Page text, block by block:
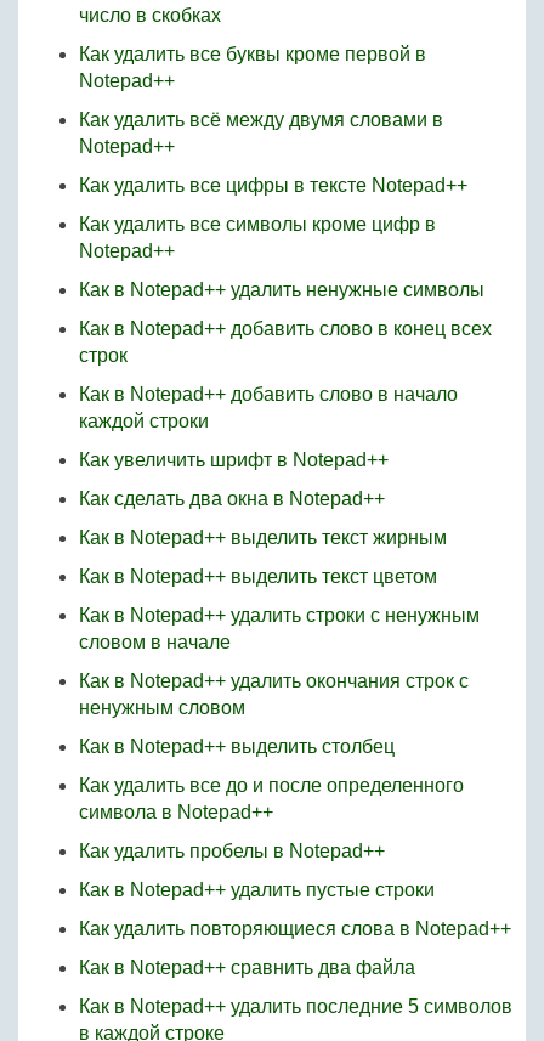
число в скобках
Как удалить все буквы кроме первой в
Notepad++
Как удалить всё между двумя словами в
Notepad++
Как удалить все цифры в тексте Notepad++
Как удалить все символы кроме цифр в
Notepad++
Как в Notepad++ удалить ненужные символы
Как в Notepad++ добавить слово в конец всех
строк
Как в Notepad++ добавить слово в начало
каждой строки
Как увеличить шрифт в Notepad++
Как сделать два окна в Notepad++
Как в Notepad++ выделить текст жирным
Как в Notepad++ выделить текст цветом
Как в Notepad++ удалить строки с ненужным
словом в начале
Как в Notepad++ удалить окончания строк с
ненужным словом
Как в Notepad++ выделить столбец
Как удалить все до и после определенного
символа в Notepad++
Как удалить пробелы в Notepad++
Как в Notepad++ удалить пустые строки
Как удалить повторяющиеся слова в Notepad++
Как в Notepad++ сравнить два файла
Как в Notepad++ удалить последние 5 символов
в каждой строке